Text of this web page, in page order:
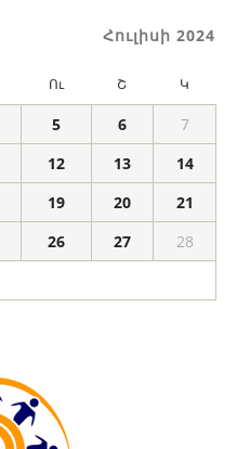
Հուլիսի 2024
Ու Շ Կ
5 6
7
12 13
14
19 20
21
26 27
28